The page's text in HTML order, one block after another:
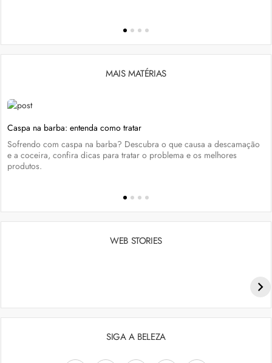
MAIS MATÉRIAS
Caspa na barba: entenda como tratar
Sofrendo com caspa na barba? Descubra o que causa a descamação
e a coceira, confira dicas para tratar o problema e os melhores
produtos.
WEB STORIES
SIGA A BELEZA